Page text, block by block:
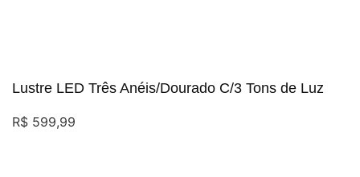
Lustre LED Três Anéis/Dourado C/3 Tons de Luz
R$ 599,99